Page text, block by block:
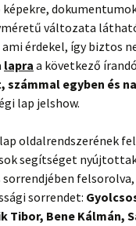
képekre,
változata
érdekel, így biztos
lapra a következő
egyben és
lap jelshow.
oldalrendszerének
segítséget
sorrendjében
sorrendet:
Tibor, Bene Kálmán,